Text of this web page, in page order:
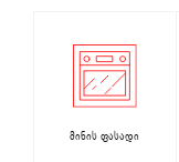
მინის ფასადი